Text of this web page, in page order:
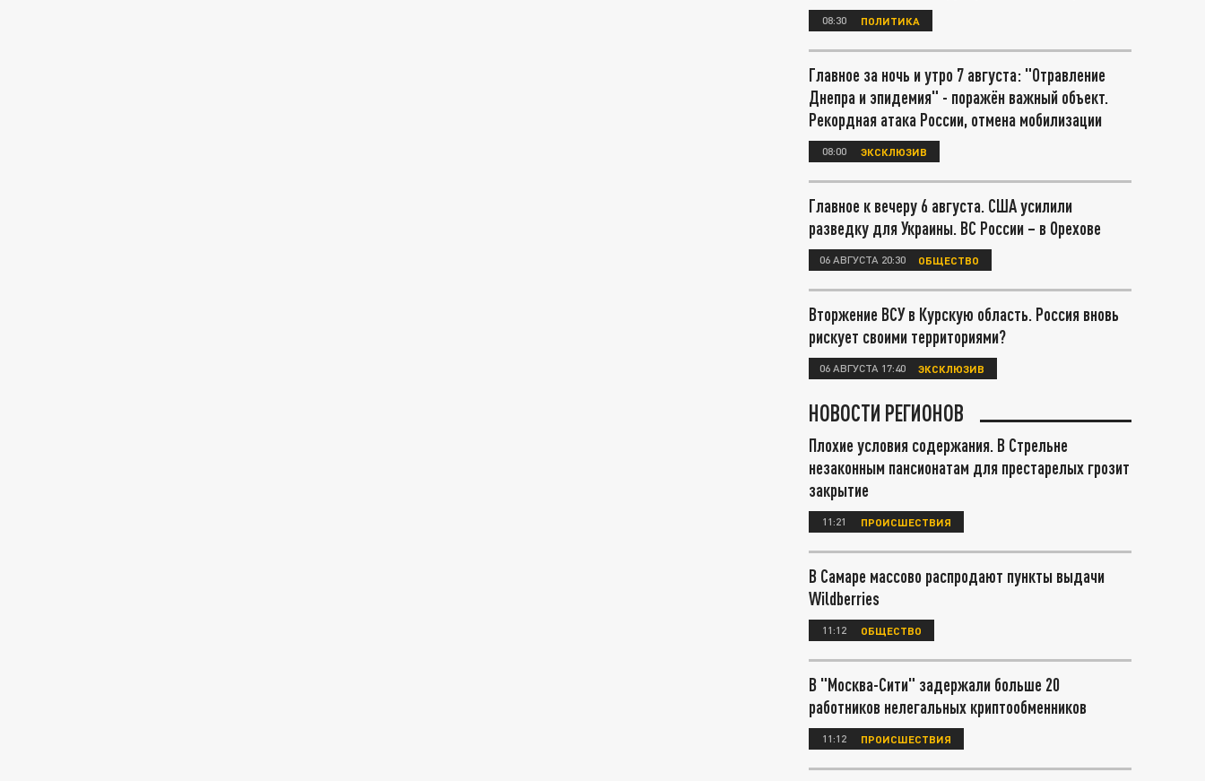
08:30 ПОЛИТИКА
Главное за ночь и утро 7 августа: "Отравление
Днепра и эпидемия" - поражён важный объект.
Рекордная атака России, отмена мобилизации
08:00 ЭКСКЛЮЗИВ
Главное к вечеру 6 августа. США усилили
разведку для Украины. ВС России – в Орехове
06 АВГУСТА 20:30 ОБЩЕСТВО
Вторжение ВСУ в Курскую область. Россия вновь
рискует своими территориями?
06 АВГУСТА 17:40 ЭКСКЛЮЗИВ
НОВОСТИ РЕГИОНОВ
Плохие условия содержания. В Стрельне
незаконным пансионатам для престарелых грозит
закрытие
11:21 ПРОИСШЕСТВИЯ
В Самаре массово распродают пункты выдачи
Wildberries
11:12 ОБЩЕСТВО
В "Москва-Сити" задержали больше 20
работников нелегальных криптообменников
11:12 ПРОИСШЕСТВИЯ